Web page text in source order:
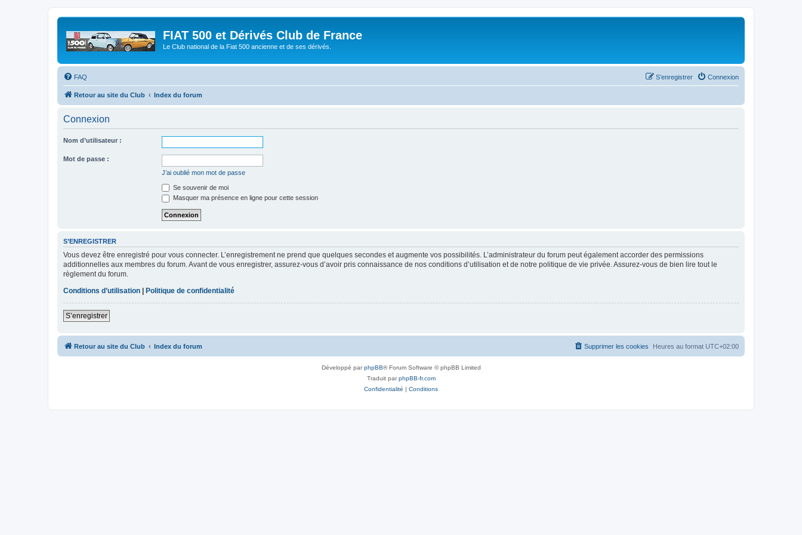
FIAT 500 et Dérivés Club de France
Le Club national de la Fiat 500 ancienne et de ses dérivés.
FAQ Connexion
S’enregistrer
Retour au site du Club Index du forum
Connexion
Nom d’utilisateur :
Mot de passe :
J’ai oublié mon mot de passe
Se souvenir de moi
Masquer ma présence en ligne pour cette session
S’ENREGISTRER
Vous devez être enregistré pour vous connecter. L’enregistrement ne prend que quelques secondes et augmente vos possibilités. L’administrateur du forum peut également accorder des permissions
additionnelles aux membres du forum. Avant de vous enregistrer, assurez-vous d’avoir pris connaissance de nos conditions d’utilisation et de notre politique de vie privée. Assurez-vous de bien lire tout le
règlement du forum.
Conditions d’utilisation
Politique de confidentialité
S’enregistrer
Retour au site du Club Index du forum Heures au format UTC+02:00
Supprimer les cookies
Développé parphpBB® Forum Software © phpBB Limited
Traduit parphpBB-fr.com
Confidentialité | Conditions